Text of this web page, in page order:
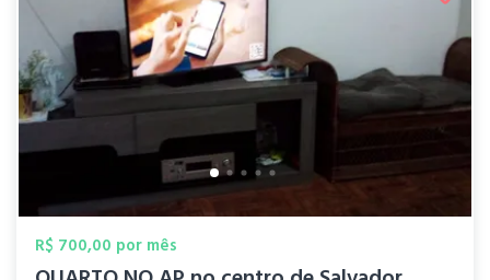
R$ 700,00 por mês